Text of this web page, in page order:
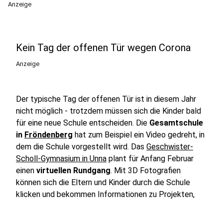
Anzeige
Kein Tag der offenen Tür wegen Corona
Anzeige
Der typische Tag der offenen Tür ist in diesem Jahr
nicht möglich - trotzdem müssen sich die Kinder bald
für eine neue Schule entscheiden. Die Gesamtschule
in Fröndenberg hat zum Beispiel ein Video gedreht, in
dem die Schule vorgestellt wird. Das Geschwister-
Scholl-Gymnasium in Unna plant für Anfang Februar
einen virtuellen Rundgang. Mit 3D Fotografien
können sich die Eltern und Kinder durch die Schule
klicken und bekommen Informationen zu Projekten,